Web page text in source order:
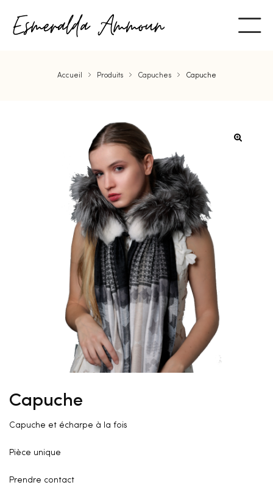
Accueil Produits Capuches Capuche
Capuche
Capuche et écharpe à la fois
Pièce unique
Prendre contact